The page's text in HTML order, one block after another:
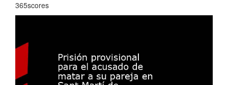
365scores